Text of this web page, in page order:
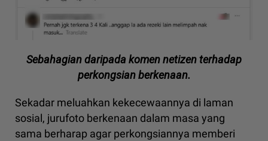
Sebahagian daripada komen netizen terhadap
perkongsian berkenaan.
Sekadar meluahkan kekecewaannya di laman
sosial, jurufoto berkenaan dalam masa yang
sama berharap agar perkongsiannya memberi